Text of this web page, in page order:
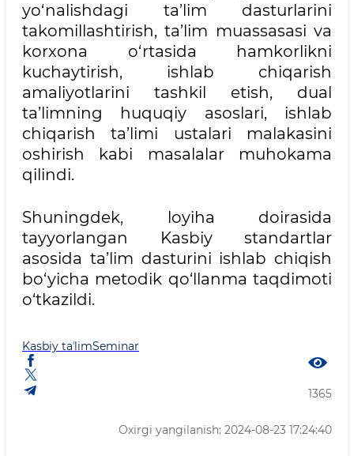
yo‘nalishdagi ta’lim dasturlarini
takomillashtirish, ta’lim muassasasi va
korxona o‘rtasida hamkorlikni
kuchaytirish, ishlab chiqarish
amaliyotlarini tashkil etish, dual
ta’limning huquqiy asoslari, ishlab
chiqarish ta’limi ustalari malakasini
oshirish kabi masalalar muhokama
qilindi.
Shuningdek, loyiha doirasida
tayyorlangan Kasbiy standartlar
asosida ta’lim dasturini ishlab chiqish
bo‘yicha metodik qo‘llanma taqdimoti
o‘tkazildi.
Kasbiy taʼlimSeminar
1365
Oxirgi yangilanish: 2024-08-23 17:24:40